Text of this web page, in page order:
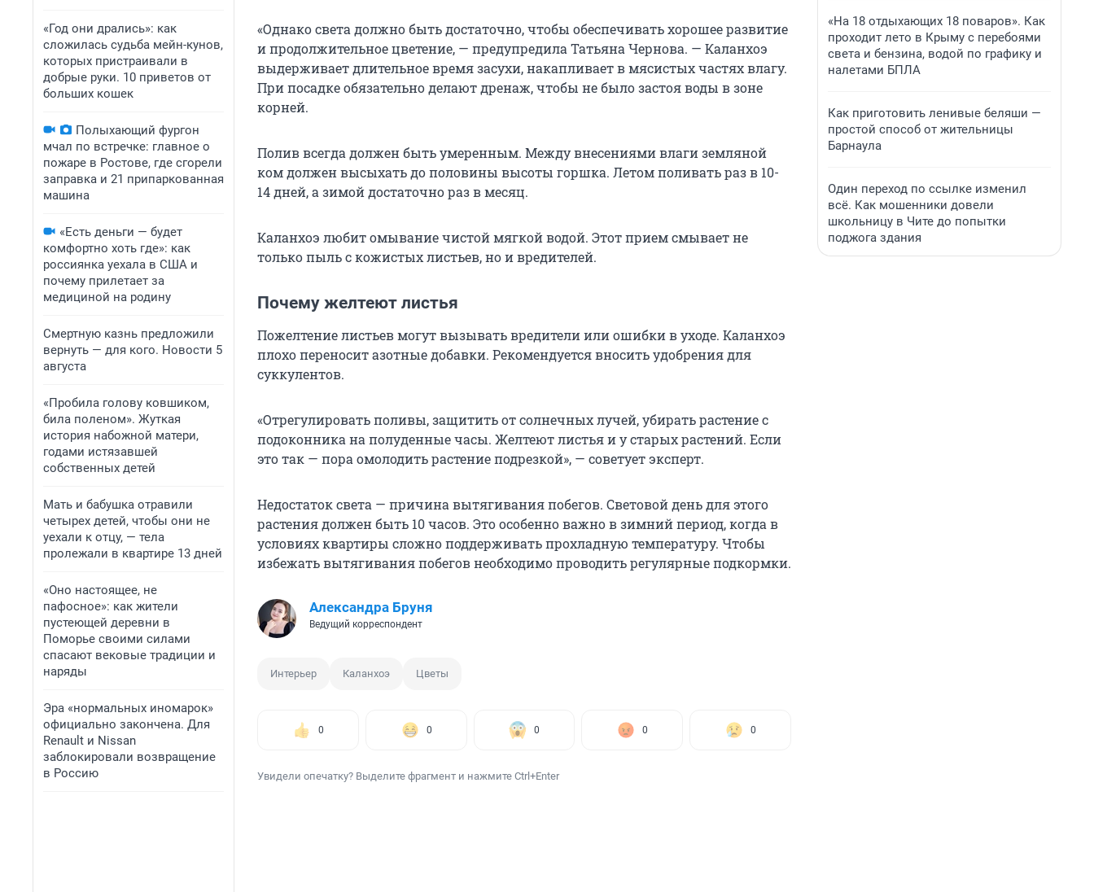
«Год они дрались»: как
сложилась судьба мейн-кунов,
которых пристраивали в
добрые руки. 10 приветов от
больших кошек
Полыхающий фургон
мчал по встречке: главное о
пожаре в Ростове, где сгорели
заправка и 21 припаркованная
машина
«Есть деньги — будет
комфортно хоть где»: как
россиянка уехала в США и
почему прилетает за
медициной на родину
Смертную казнь предложили
вернуть — для кого. Новости 5
августа
«Пробила голову ковшиком,
била поленом». Жуткая
история набожной матери,
годами истязавшей
собственных детей
Мать и бабушка отравили
четырех детей, чтобы они не
уехали к отцу, — тела
пролежали в квартире 13 дней
«Оно настоящее, не
пафосное»: как жители
пустеющей деревни в
Поморье своими силами
спасают вековые традиции и
наряды
Эра «нормальных иномарок»
официально закончена. Для
Renault и Nissan
заблокировали возвращение
в Россию
«Однако света должно быть достаточно, чтобы обеспечивать хорошее развитие
и продолжительное цветение, — предупредила Татьяна Чернова. — Каланхоэ
выдерживает длительное время засухи, накапливает в мясистых частях влагу.
При посадке обязательно делают дренаж, чтобы не было застоя воды в зоне
корней.
Полив всегда должен быть умеренным. Между внесениями влаги земляной
ком должен высыхать до половины высоты горшка. Летом поливать раз в 10-
14 дней, а зимой достаточно раз в месяц.
Каланхоэ любит омывание чистой мягкой водой. Этот прием смывает не
только пыль с кожистых листьев, но и вредителей.
Почему желтеют листья
Пожелтение листьев могут вызывать вредители или ошибки в уходе. Каланхоэ
плохо переносит азотные добавки. Рекомендуется вносить удобрения для
суккулентов.
«Отрегулировать поливы, защитить от солнечных лучей, убирать растение с
подоконника на полуденные часы. Желтеют листья и у старых растений. Если
это так — пора омолодить растение подрезкой», — советует эксперт.
Недостаток света — причина вытягивания побегов. Световой день для этого
растения должен быть 10 часов. Это особенно важно в зимний период, когда в
условиях квартиры сложно поддерживать прохладную температуру. Чтобы
избежать вытягивания побегов необходимо проводить регулярные подкормки.
Александра Бруня
Ведущий корреспондент
Интерьер Каланхоэ Цветы
0 0 0 0 0
Увидели опечатку? Выделите фрагмент и нажмите Ctrl+Enter
«На 18 отдыхающих 18 поваров». Как
проходит лето в Крыму с перебоями
света и бензина, водой по графику и
налетами БПЛА
Как приготовить ленивые беляши —
простой способ от жительницы
Барнаула
Один переход по ссылке изменил
всё. Как мошенники довели
школьницу в Чите до попытки
поджога здания